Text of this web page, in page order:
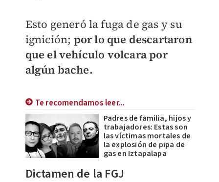
Esto generó la fuga de gas y su
ignición; por lo que descartaron
que el vehículo volcara por
algún bache.
Te recomendamos leer...
Padres de familia, hijos y
trabajadores: Estas son
las víctimas mortales de
la explosión de pipa de
gas en Iztapalapa
Dictamen de la FGJ